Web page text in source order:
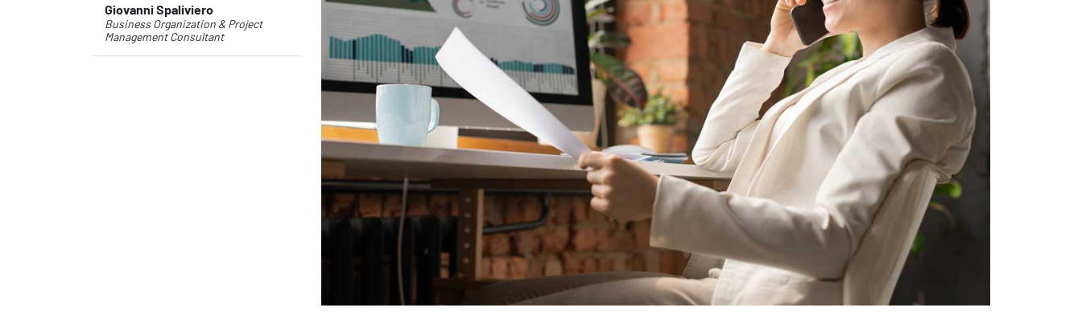
Giovanni Spaliviero
Business Organization & Project
Management Consultant